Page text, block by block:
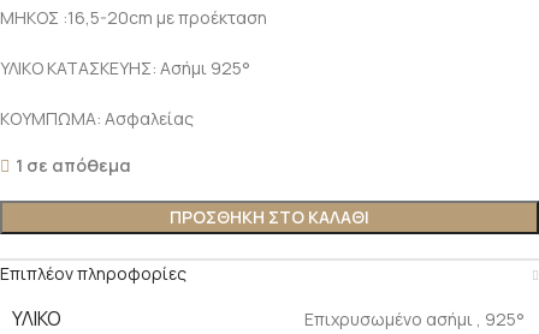
ΜΗΚΟΣ :16,5-20cm με προέκταση
ΥΛΙΚΟ ΚΑΤΑΣΚΕΥΗΣ: Ασήμι 925°
ΚΟΥΜΠΩΜΑ: Ασφαλείας
1 σε απόθεμα
ΠΡΟΣΘΉΚΗ ΣΤΟ ΚΑΛΆΘΙ
Επιπλέον πληροφορίες
ΥΛΙΚΌ Επιχρυσωμένο ασήμι , 925°